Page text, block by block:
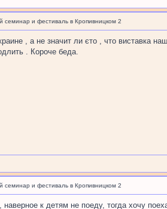
семинар и фестиваль в Кропивницком 2
, а не значит ли єто , что виставка
. Короче беда.
семинар и фестиваль в Кропивницком 2
к детям не поеду, тогда хочу